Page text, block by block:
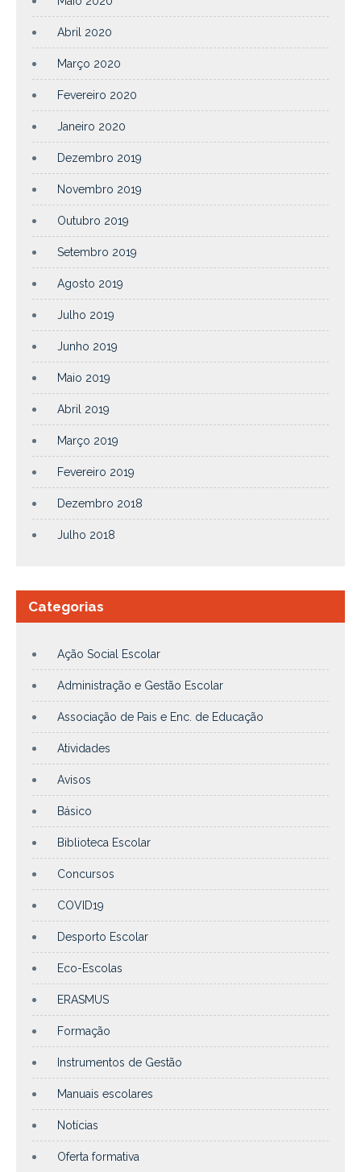
Abril 2020
Março 2020
Fevereiro 2020
Janeiro 2020
Dezembro 2019
Novembro 2019
Outubro 2019
Setembro 2019
Agosto 2019
Julho 2019
Junho 2019
Maio 2019
Abril 2019
Março 2019
Fevereiro 2019
Dezembro 2018
Julho 2018
Categorias
Ação Social Escolar
Administração e Gestão Escolar
Associação de Pais e Enc. de Educação
Atividades
Avisos
Básico
Biblioteca Escolar
Concursos
COVID19
Desporto Escolar
Eco-Escolas
ERASMUS
Formação
Instrumentos de Gestão
Manuais escolares
Notícias
Oferta formativa